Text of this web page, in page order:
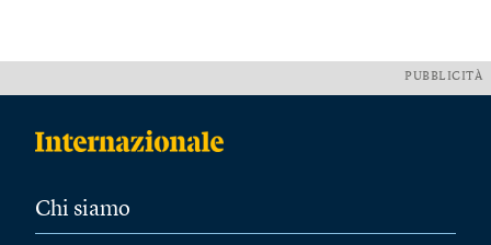
PUBBLICITÀ
Chi siamo